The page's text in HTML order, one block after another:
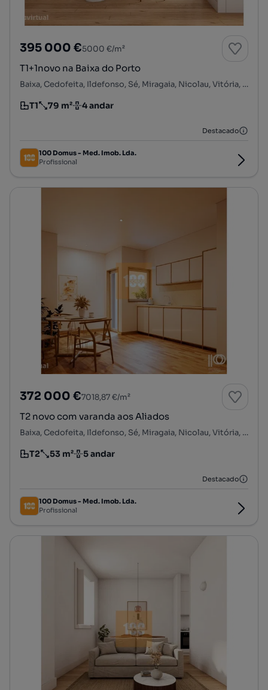
395 000 €5000 €/m²
T1+1novo na Baixa do Porto
Baixa, Cedofeita, Ildefonso, Sé, Miragaia, Nicolau, Vitória, Porto, Porto
Tipologia
T1
Preço por metro quadrado
79 m²
Andar 4 andar
Destacado
100 Domus - Med. Imob. Lda.
Profissional
372 000 €7018,87 €/m²
T2 novo com varanda aos Aliados
Baixa, Cedofeita, Ildefonso, Sé, Miragaia, Nicolau, Vitória, Porto, Porto
Tipologia
T2
Preço por metro quadrado
53 m²
Andar 5 andar
Destacado
100 Domus - Med. Imob. Lda.
Profissional